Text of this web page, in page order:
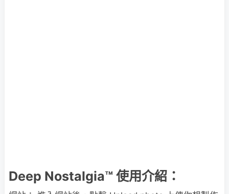
Deep Nostalgia™ 使用介紹：